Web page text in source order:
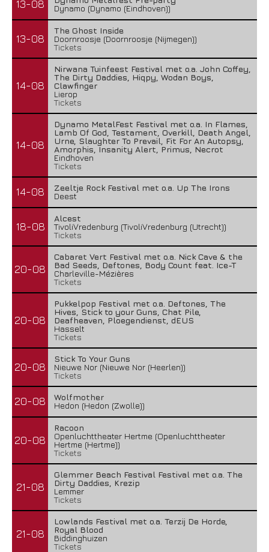
13-08
Dynamo (Dynamo (Eindhoven))
13-08
The Ghost Inside
Doornroosje (Doornroosje (Nijmegen))
Tickets
14-08
Nirwana Tuinfeest Festival met o.a. John Coffey,
The Dirty Daddies, Hiqpy, Wodan Boys,
Clawfinger
Lierop
Tickets
14-08
Dynamo MetalFest Festival met o.a. In Flames,
Lamb Of God, Testament, Overkill, Death Angel,
Urne, Slaughter To Prevail, Fit For An Autopsy,
Amorphis, Insanity Alert, Primus, Necrot
Eindhoven
Tickets
14-08
Zeeltje Rock Festival met o.a. Up The Irons
Deest
18-08
Alcest
TivoliVredenburg (TivoliVredenburg (Utrecht))
Tickets
20-08
Cabaret Vert Festival met o.a. Nick Cave & the
Bad Seeds, Deftones, Body Count feat. Ice-T
Charleville-Mézières
Tickets
20-08
Pukkelpop Festival met o.a. Deftones, The
Hives, Stick to your Guns, Chat Pile,
Deafheaven, Ploegendienst, dEUS
Hasselt
Tickets
20-08
Stick To Your Guns
Nieuwe Nor (Nieuwe Nor (Heerlen))
Tickets
20-08
Wolfmother
Hedon (Hedon (Zwolle))
20-08
Racoon
Openluchttheater Hertme (Openluchttheater
Hertme (Hertme))
Tickets
21-08
Glemmer Beach Festival Festival met o.a. The
Dirty Daddies, Krezip
Lemmer
Tickets
21-08
Lowlands Festival met o.a. Terzij De Horde,
Royal Blood
Biddinghuizen
Tickets